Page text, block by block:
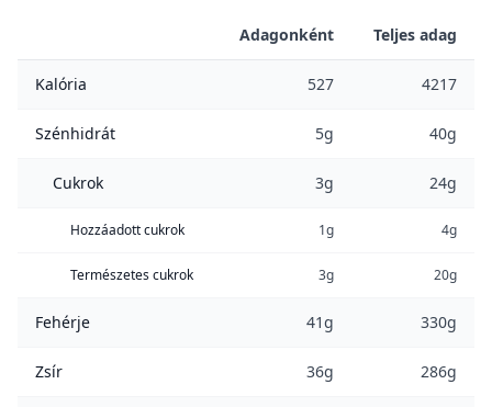
Adagonként Teljes adag
Kalória 527 4217
Szénhidrát 5g 40g
Cukrok 3g 24g
Hozzáadott cukrok 1g 4g
Természetes cukrok 3g 20g
Fehérje 41g 330g
Zsír 36g 286g